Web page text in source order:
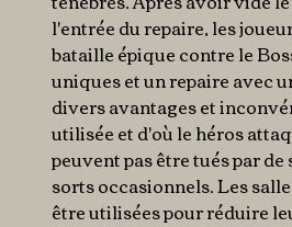
l'entrée du repaire, les
bataille épique contre le
uniques et un repaire avec
divers avantages et
utilisée et d'où le héros
peuvent pas être tués par
sorts occasionnels. Les
être utilisées pour réduire